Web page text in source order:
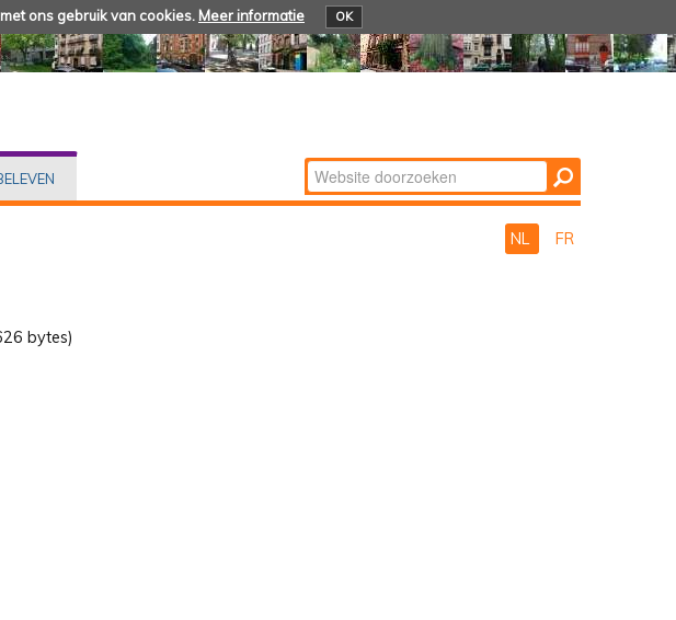
ons gebruik van cookies. Meer informatie OK
Zoek
Geavanceerd
NL FR
bytes)